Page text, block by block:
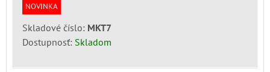
NOVINKA
Skladové číslo: MKT7
Dostupnosť: Skladom